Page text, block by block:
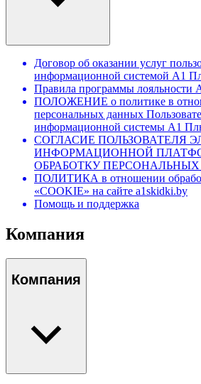
Договор об оказании услуг
информационной системой А1
Правила программы лояльности
ПОЛОЖЕНИЕ о политике в
персональных данных
информационной системы А1
СОГЛАСИЕ ПОЛЬЗОВАТЕЛЯ
ИНФОРМАЦИОННОЙ
ОБРАБОТКУ
ПОЛИТИКА в отношении
«COOKIE» на сайте a1skidki.by
Помощь и поддержка
Компания
Компания